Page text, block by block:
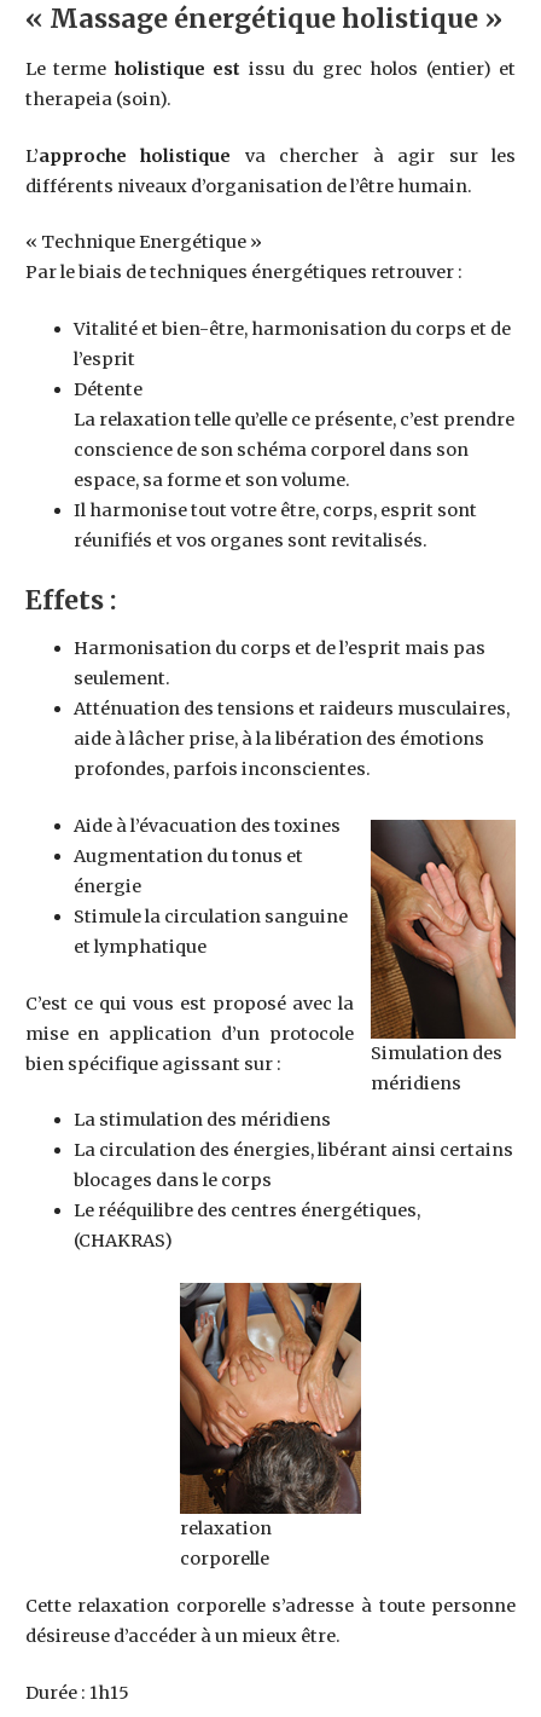
« Massage énergétique holistique »
Le terme holistique est issu du grec holos (entier) et
therapeia (soin).
L’approche holistique va chercher à agir sur les
différents niveaux d’organisation de l’être humain.
« Technique Energétique »
Par le biais de techniques énergétiques retrouver :
Vitalité et bien-être, harmonisation du corps et de
l’esprit
Détente
La relaxation telle qu’elle ce présente, c’est prendre
conscience de son schéma corporel dans son
espace, sa forme et son volume.
Il harmonise tout votre être, corps, esprit sont
réunifiés et vos organes sont revitalisés.
Effets :
Harmonisation du corps et de l’esprit mais pas
seulement.
Atténuation des tensions et raideurs musculaires,
aide à lâcher prise, à la libération des émotions
profondes, parfois inconscientes.
Simulation des
méridiens
Aide à l’évacuation des toxines
Augmentation du tonus et
énergie
Stimule la circulation sanguine
et lymphatique
C’est ce qui vous est proposé avec la
mise en application d’un protocole
bien spécifique agissant sur :
La stimulation des méridiens
La circulation des énergies, libérant ainsi certains
blocages dans le corps
Le rééquilibre des centres énergétiques,
(CHAKRAS)
relaxation
corporelle
Cette relaxation corporelle s’adresse à toute personne
désireuse d’accéder à un mieux être.
Durée : 1h15